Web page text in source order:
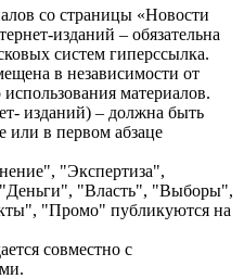
со страницы «Новости
изданий – обязательна
систем гиперссылка.
в независимости от
материалов.
изданий) – должна быть
или в первом абзаце
"Экспертиза",
"Власть", "Выборы",
"Промо" публикуются на
совместно с